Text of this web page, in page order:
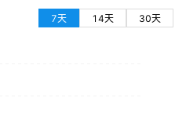
7天 14天 30天